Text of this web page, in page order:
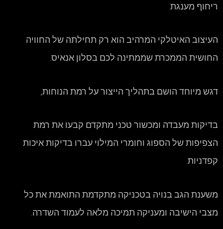
ריחוף מענגת.
העיצוב האיטלקי המרהיב הוא רק תחילתה של החוויה
החושית הממכרת שממתינה לכם בסלון אנאיס.
דגש מיוחד הושם בתהליך הייצור על רמת הנוחות,
בדיקות מעבדה ומכשור טכני מתקדם קבעו את רמת
הצפיפות של הספוג וחומרי המילוי עברו בדיקות איכות
קפדניות.
משענת הגב בנויה בטכניקה מתקדמת התואמת את כל
מצבי הישיבה ומעניקה תמיכה מלאה לעמוד השדרה.